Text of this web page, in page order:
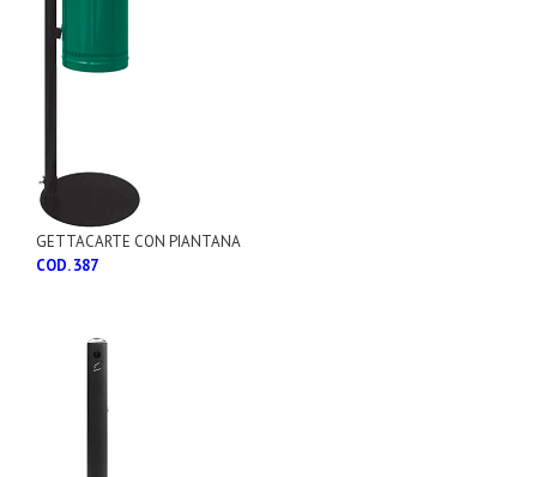
GETTACARTE CON PIANTANA
COD. 387